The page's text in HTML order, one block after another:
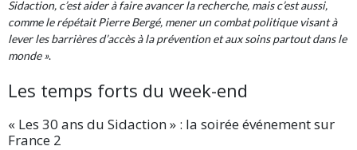
Sidaction, c’est aider à faire avancer la recherche, mais c’est aussi,
comme le répétait Pierre Bergé, mener un combat politique visant à
lever les barrières d’accès à la prévention et aux soins partout dans le
monde ».
Les temps forts du week-end
« Les 30 ans du Sidaction » : la soirée événement sur
France 2